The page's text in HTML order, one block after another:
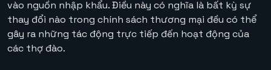
vào nguồn nhập khẩu. Điều này có nghĩa là bất kỳ sự
thay đổi nào trong chính sách thương mại đều có thể
gây ra những tác động trực tiếp đến hoạt động của
các thợ đào.